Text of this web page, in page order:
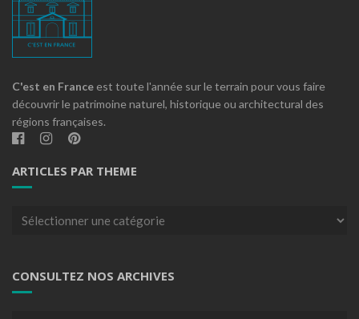
C'est en France est toute l'année sur le terrain pour vous faire
découvrir le patrimoine naturel, historique ou architectural des
régions françaises.
ARTICLES PAR THEME
Articles
CONSULTEZ NOS ARCHIVES